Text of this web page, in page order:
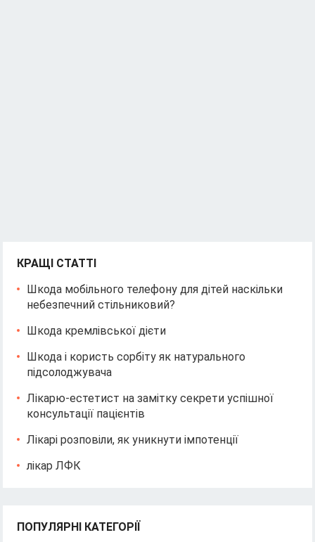
КРАЩІ СТАТТІ
Шкода мобільного телефону для дітей наскільки
небезпечний стільниковий?
Шкода кремлівської дієти
Шкода і користь сорбіту як натурального
підсолоджувача
Лікарю-естетист на замітку секрети успішної
консультації пацієнтів
Лікарі розповіли, як уникнути імпотенції
лікар ЛФК
ПОПУЛЯРНІ КАТЕГОРІЇ